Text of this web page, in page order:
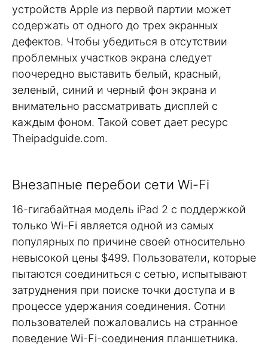
устройств Apple из первой партии может
содержать от одного до трех экранных
дефектов. Чтобы убедиться в отсутствии
проблемных участков экрана следует
поочередно выставить белый, красный,
зеленый, синий и черный фон экрана и
внимательно рассматривать дисплей с
каждым фоном. Такой совет дает ресурс
Theipadguide.com.
Внезапные перебои сети Wi-Fi
16-гигабайтная модель iPad 2 c поддержкой
только Wi-Fi является одной из самых
популярных по причине своей относительно
невысокой цены $499. Пользователи, которые
пытаются соединиться с сетью, испытывают
затруднения при поиске точки доступа и в
процессе удержания соединения. Сотни
пользователей пожаловались на странное
поведение Wi-Fi-соединения планшетника.